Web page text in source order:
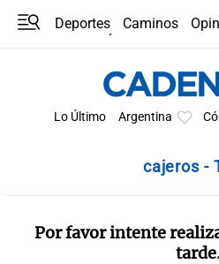
Deportes Caminos
Lo Último Argentina
cajeros -
Por favor intente